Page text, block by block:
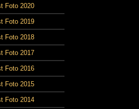
Foto 2020
Foto 2019
Foto 2018
Foto 2017
Foto 2016
Foto 2015
Foto 2014